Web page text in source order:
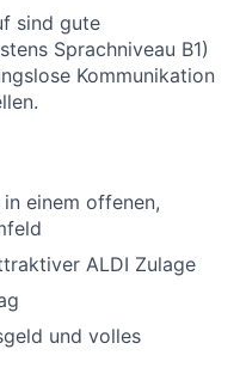
sind gute
Sprachniveau B1)
Kommunikation
einem offenen,
ALDI Zulage
und volles